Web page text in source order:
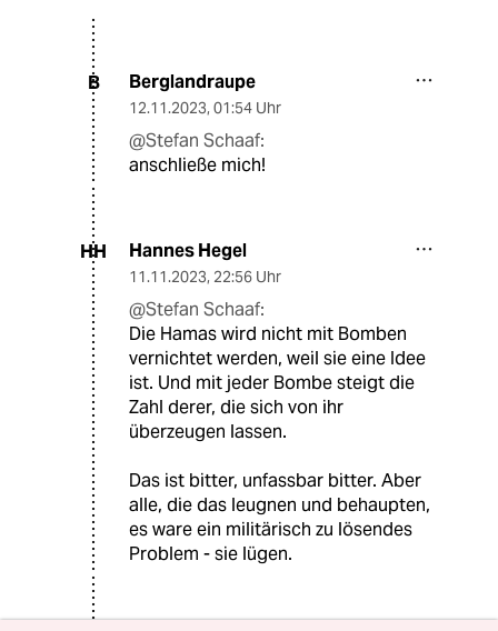
B Berglandraupe
12.11.2023, 01:54 Uhr
@Stefan Schaaf:
anschließe mich!
HH Hannes Hegel
11.11.2023, 22:56 Uhr
@Stefan Schaaf:
Die Hamas wird nicht mit Bomben
vernichtet werden, weil sie eine Idee
ist. Und mit jeder Bombe steigt die
Zahl derer, die sich von ihr
überzeugen lassen.
Das ist bitter, unfassbar bitter. Aber
alle, die das leugnen und behaupten,
es ware ein militärisch zu lösendes
Problem - sie lügen.